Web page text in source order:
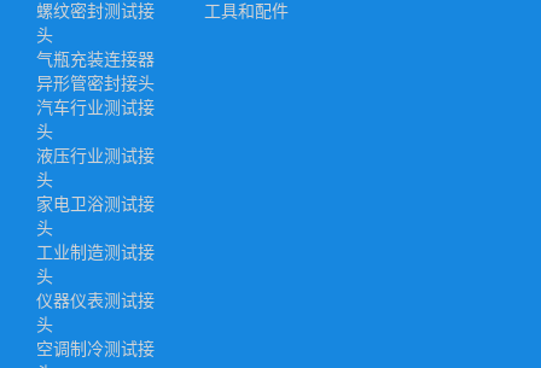
螺纹密封测试接
头
气瓶充装连接器
异形管密封接头
汽车行业测试接
头
液压行业测试接
头
家电卫浴测试接
头
工业制造测试接
头
仪器仪表测试接
头
空调制冷测试接
工具和配件